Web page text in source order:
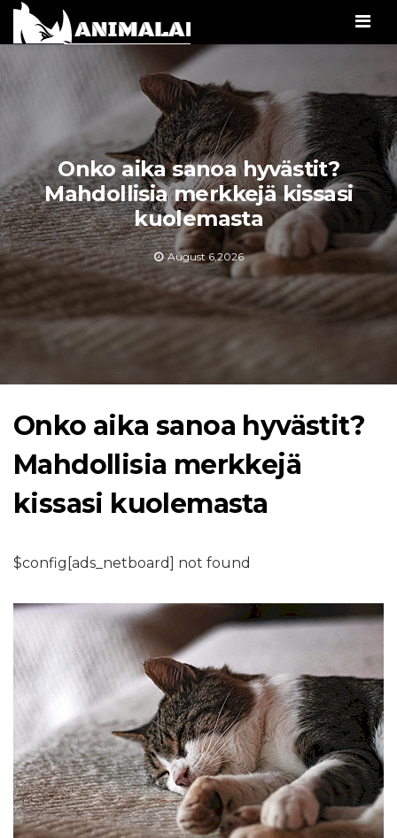
Onko aika sanoa hyvästit?
Mahdollisia merkkejä kissasi
kuolemasta
August 6,2026
Onko aika sanoa hyvästit?
Mahdollisia merkkejä
kissasi kuolemasta
$config[ads_netboard] not found